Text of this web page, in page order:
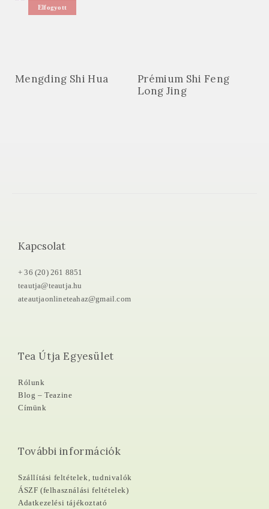
Elfogyott
Mengding Shi Hua
Prémium Shi Feng
Long Jing
Kapcsolat
+ 36 (20) 261 8851
teautja@teautja.hu
ateautjaonlineteahaz@gmail.com
Tea Útja Egyesület
Rólunk
Blog – Teazine
Címünk
További információk
Szállítási feltételek, tudnivalók
ÁSZF (felhasználási feltételek)
Adatkezelési tájékoztató